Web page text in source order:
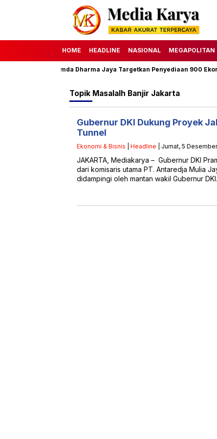
HOME HEADLINE NASIONAL MEGAPOLITAN
1447 H, Perumda Dharma Jaya Targetkan Penyediaan 900 Ekor
Topik Masalalh Banjir Jakarta
Gubernur DKI Dukung Proyek
Tunnel
Ekonomi & Bisnis Headline | Jumat, 5
JAKARTA, Mediakarya – Gubernur DKI
dari komisaris utama PT. Antaredja Mulia
didampingi oleh mantan wakil Gubernur